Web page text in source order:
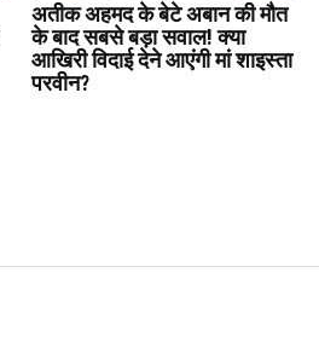
अतीक अहमद के बेटे अबान की मौत
के बाद सबसे बड़ा सवाल! क्या
आखिरी विदाई देने आएंगी मां शाइस्ता
परवीन?